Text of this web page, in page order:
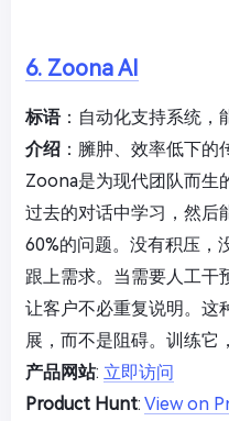
6. Zoona AI
标语：自动化支持系统，
介绍 ：臃肿、效率低下的
Zoona是为现代团队而生
过去的对话中学习，然后
60%的问题。没有积压，
跟上需求。当需要人工干
让客户不必重复说明。这
展，而不是阻碍。训练它
产品网站: 立即访问
Product Hunt: View on